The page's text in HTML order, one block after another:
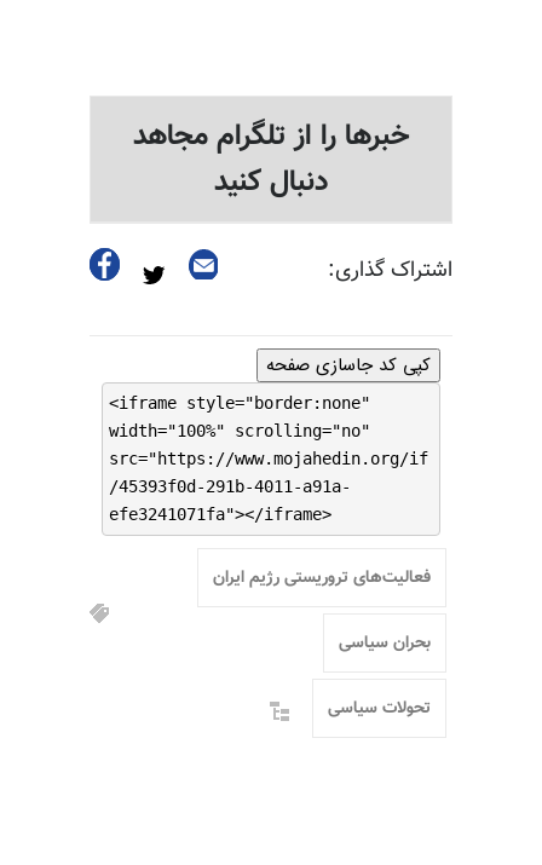
خبرها را از تلگرام مجاهد
دنبال کنید
اشتراک گذاری:
کپی کد جاسازی صفحه
<iframe style="border:none"
width="100%" scrolling="no"
src="https://www.mojahedin.org/if
/45393f0d-291b-4011-a91a-
efe3241071fa"></iframe>
فعالیت‌های تروریستی رژیم ایران
بحران سیاسی
تحولات سیاسی